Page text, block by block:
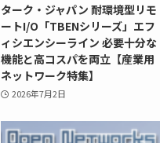
ターク・ジャパン 耐環境型リモ
ートI/O「TBENシリーズ」エフ
ィシエンシーライン 必要十分な
機能と高コスパを両立【産業用
ネットワーク特集】
2026年7月2日